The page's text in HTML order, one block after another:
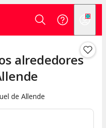
alrededores
de Allende